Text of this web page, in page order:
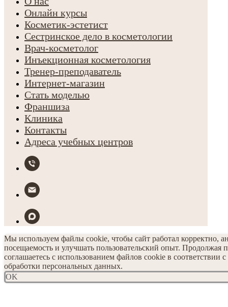
Онлайн курсы
Косметик-эстетист
Сестринское дело в косметологии
Врач-косметолог
Инъекционная косметология
Тренер-преподаватель
Интернет-магазин
Стать моделью
Франшиза
Клиника
Контакты
Адреса учебных центров
Мы используем файлы cookie, чтобы сайт работал корректно,
посещаемость и улучшать пользовательский опыт. Продолжая
соглашаетесь с использованием файлов cookie в соответствии
обработки персональных данных.
OK